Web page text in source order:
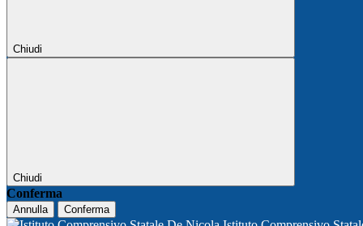
Chiudi
Chiudi
Conferma
Annulla Conferma